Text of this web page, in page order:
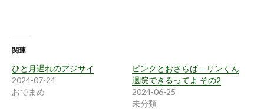
関連
ひと月遅れのアジサイ
2024-07-24
おでまめ
ピンクとおさらば – リンくん
退院できるってよ その2
2024-06-25
未分類